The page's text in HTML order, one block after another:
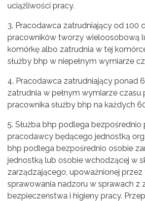
uciążliwości pracy.
3. Pracodawca zatrudniający od 100
pracowników tworzy wieloosobową
komórkę albo zatrudnia w tej
służby bhp w niepełnym wymiarze
4. Pracodawca zatrudniający ponad
zatrudnia w pełnym wymiarze czasu
pracownika służby bhp na każdych
5. Służba bhp podlega bezpośrednio
pracodawcy będącego jednostką
bhp podlega bezpośrednio osobie
jednostką lub osobie wchodzącej w
zarządzającego, upoważnionej
sprawowania nadzoru w sprawach z
bezpieczeństwa i higieny pracy.